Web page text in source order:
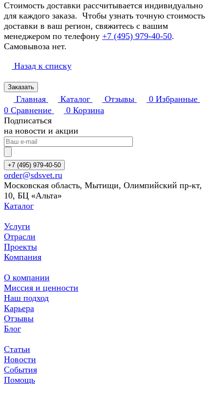
Стоимость доставки рассчитывается индивидуально
для каждого заказа. Чтобы узнать точную стоимость
доставки в ваш регион, свяжитесь с вашим
менеджером по телефону +7 (495) 979-40-50.
Самовывоза нет.
Назад к списку
Заказать
Главная Каталог Отзывы 0 Избранные
0 Сравнение 0 Корзина
Подписаться
на новости и акции
+7 (495) 979-40-50
order@sdsvet.ru
Московская область, Мытищи, Олимпийский пр-кт,
10, БЦ «Альта»
Каталог
Услуги
Отрасли
Проекты
Компания
О компании
Миссия и ценности
Наш подход
Карьера
Отзывы
Блог
Статьи
Новости
События
Помощь